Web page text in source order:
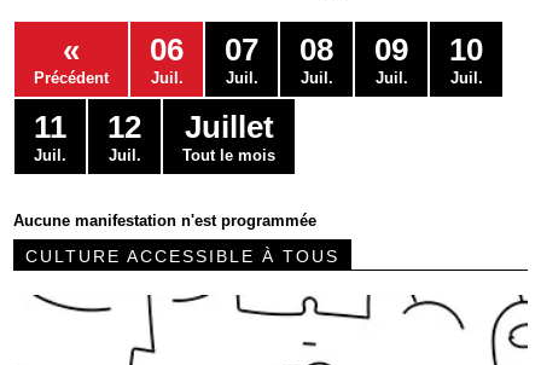
Services
Contacts
«
Précédent
06
Juil.
07
Juil.
08
Juil.
09
Juil.
10
Juil.
11
Juil.
12
Juil.
Juillet
Tout le mois
Aucune manifestation n'est programmée
CULTURE ACCESSIBLE À TOUS